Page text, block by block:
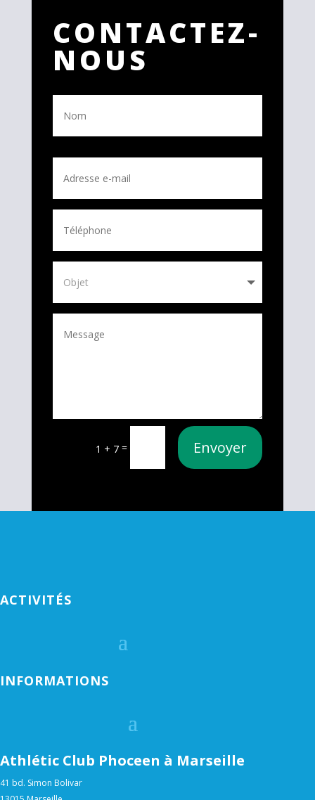
CONTACTEZ-
NOUS
1 + 7 = Envoyer
ACTIVITÉS
INFORMATIONS
Athlétic Club Phoceen à Marseille
41 bd. Simon Bolivar